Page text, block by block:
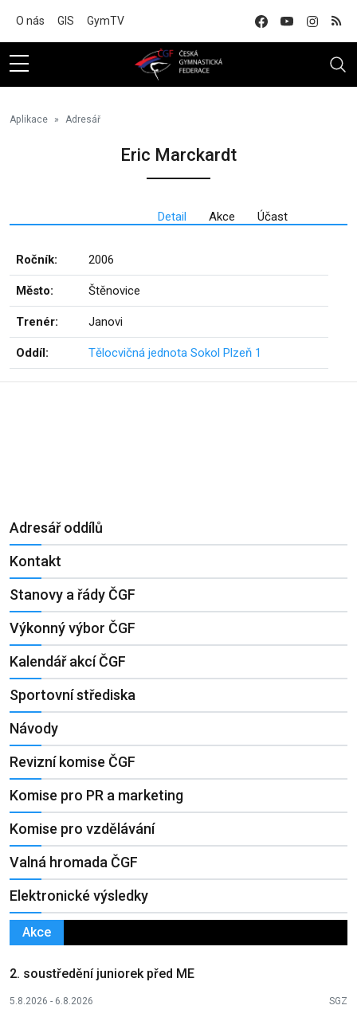
O nás GIS GymTV
Aplikace Adresář
Eric Marckardt
Detail Akce Účast
Ročník: 2006
Město: Štěnovice
Trenér: Janovi
Oddíl: Tělocvičná jednota Sokol Plzeň 1
Adresář oddílů
Kontakt
Stanovy a řády ČGF
Výkonný výbor ČGF
Kalendář akcí ČGF
Sportovní střediska
Návody
Revizní komise ČGF
Komise pro PR a marketing
Komise pro vzdělávání
Valná hromada ČGF
Elektronické výsledky
Akce
2. soustředění juniorek před ME
5.8.2026 - 6.8.2026 SGZ